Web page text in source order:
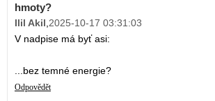
hmoty?
Ilil Akil 2025-10-17 03:31:03
V nadpise má byť asi:
...bez temné energie?
Odpovědět